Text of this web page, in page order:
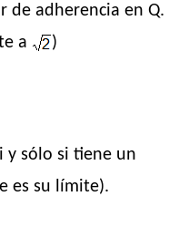
de adherencia en Q.
a
)
y sólo si tiene un
es su límite).